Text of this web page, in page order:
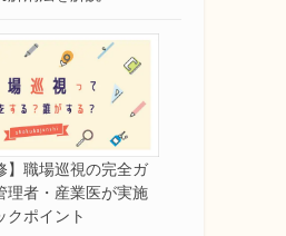
】職場巡視の完全ガ
理者・産業医が実施
クポイント